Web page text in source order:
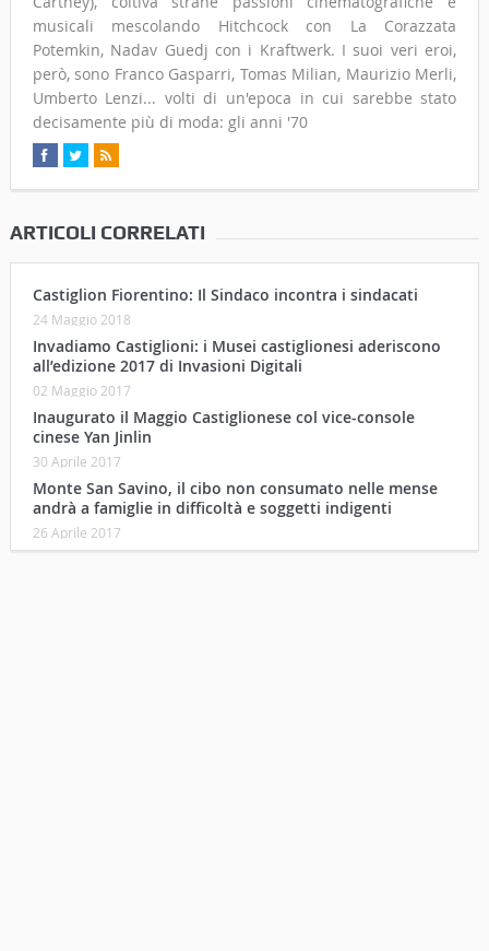
musicali mescolando Hitchcock con La Corazzata
Potemkin, Nadav Guedj con i Kraftwerk. I suoi veri eroi,
però, sono Franco Gasparri, Tomas Milian, Maurizio Merli,
Umberto Lenzi... volti di un'epoca in cui sarebbe stato
decisamente più di moda: gli anni '70
ARTICOLI CORRELATI
Castiglion Fiorentino: Il Sindaco incontra i sindacati
24 Maggio 2018
Invadiamo Castiglioni: i Musei castiglionesi aderiscono
all’edizione 2017 di Invasioni Digitali
02 Maggio 2017
Inaugurato il Maggio Castiglionese col vice-console
cinese Yan Jinlin
30 Aprile 2017
Monte San Savino, il cibo non consumato nelle mense
andrà a famiglie in difficoltà e soggetti indigenti
26 Aprile 2017